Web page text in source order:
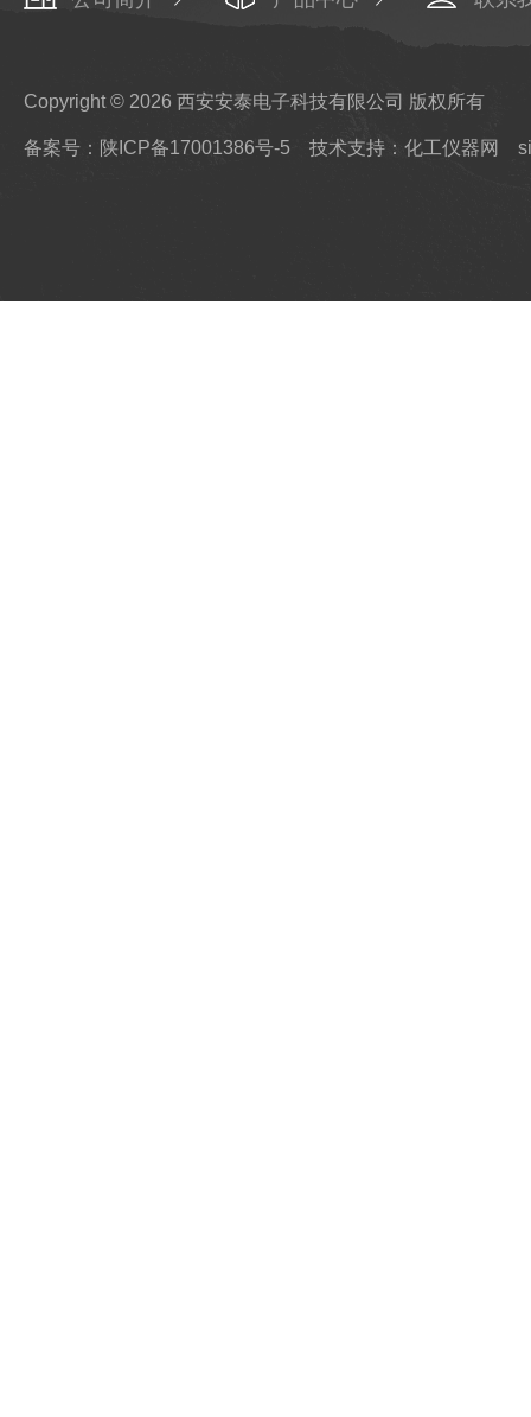
Copyright © 2026 西安安泰电子科技有限公司 版权所有
备案号：陕ICP备17001386号-5 技术支持：化工仪器网